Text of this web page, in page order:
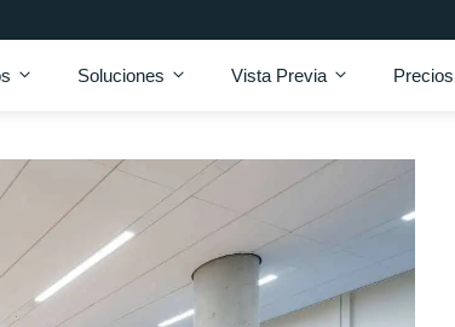
Soluciones Vista Previa Precios